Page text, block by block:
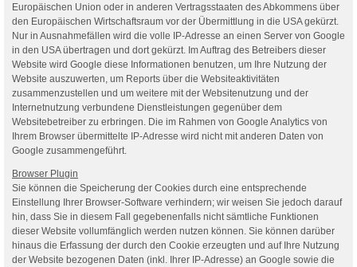
Europäischen Union oder in anderen Vertragsstaaten des Abkommens über
den Europäischen Wirtschaftsraum vor der Übermittlung in die USA gekürzt.
Nur in Ausnahmefällen wird die volle IP-Adresse an einen Server von Google
in den USA übertragen und dort gekürzt. Im Auftrag des Betreibers dieser
Website wird Google diese Informationen benutzen, um Ihre Nutzung der
Website auszuwerten, um Reports über die Websiteaktivitäten
zusammenzustellen und um weitere mit der Websitenutzung und der
Internetnutzung verbundene Dienstleistungen gegenüber dem
Websitebetreiber zu erbringen. Die im Rahmen von Google Analytics von
Ihrem Browser übermittelte IP-Adresse wird nicht mit anderen Daten von
Google zusammengeführt.
Browser Plugin
Sie können die Speicherung der Cookies durch eine entsprechende
Einstellung Ihrer Browser-Software verhindern; wir weisen Sie jedoch darauf
hin, dass Sie in diesem Fall gegebenenfalls nicht sämtliche Funktionen
dieser Website vollumfänglich werden nutzen können. Sie können darüber
hinaus die Erfassung der durch den Cookie erzeugten und auf Ihre Nutzung
der Website bezogenen Daten (inkl. Ihrer IP-Adresse) an Google sowie die